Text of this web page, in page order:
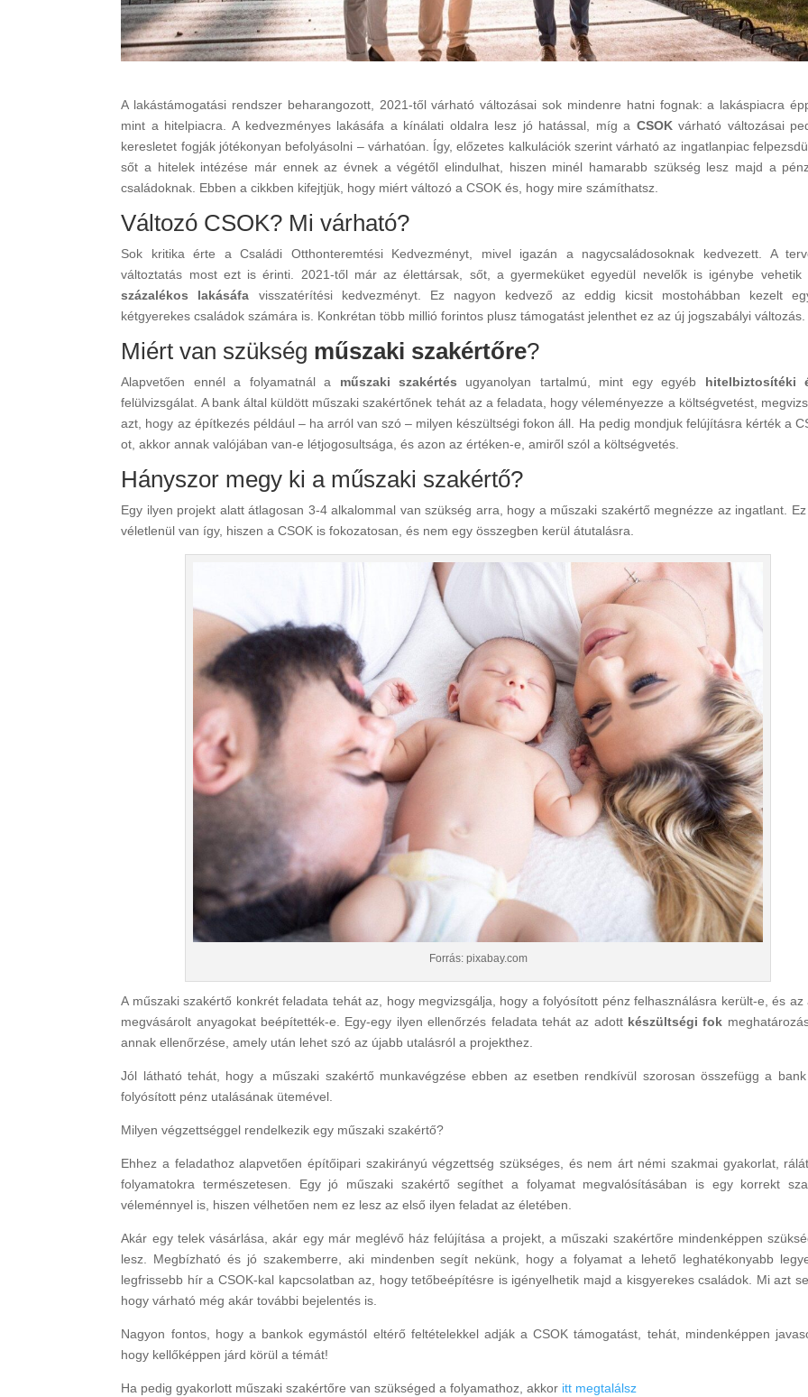
A lakástámogatási rendszer beharangozott, 2021-től várható változásai sok mindenre hatni fognak: a lakáspiacra
mint a hitelpiacra. A kedvezményes lakásáfa a kínálati oldalra lesz jó hatással, míg a CSOKvárható változásai
keresletet fogják jótékonyan befolyásolni – várhatóan. Így, előzetes kalkulációk szerint várható az ingatlanpiac
sőt a hitelek intézése már ennek az évnek a végétől elindulhat, hiszen minél hamarabb szükség lesz majd a
családoknak. Ebben a cikkben kifejtjük, hogy miért változó a CSOK és, hogy mire számíthatsz.
Változó CSOK? Mi várható?
Sok kritika érte a Családi Otthonteremtési Kedvezményt, mivel igazán a nagycsaládosoknak kedvezett. A
változtatás most ezt is érinti. 2021-től már az élettársak, sőt, a gyermeküket egyedül nevelők is igénybe
százalékos lakásáfa visszatérítési kedvezményt. Ez nagyon kedvező az eddig kicsit mostohábban kezelt
kétgyerekes családok számára is. Konkrétan több millió forintos plusz támogatást jelenthet ez az új jogszabályi változás.
Miért van szükség műszaki szakértőre?
Alapvetően ennél a folyamatnál a műszaki szakértés ugyanolyan tartalmú, mint egy egyéb hitelbiztosítéki
felülvizsgálat. A bank által küldött műszaki szakértőnek tehát az a feladata, hogy véleményezze a költségvetést,
azt, hogy az építkezés például – ha arról van szó – milyen készültségi fokon áll. Ha pedig mondjuk felújításra kérték a
ot, akkor annak valójában van-e létjogosultsága, és azon az értéken-e, amiről szól a költségvetés.
Hányszor megy ki a műszaki szakértő?
Egy ilyen projekt alatt átlagosan 3-4 alkalommal van szükség arra, hogy a műszaki szakértő megnézze az ingatlant.
véletlenül van így, hiszen a CSOK is fokozatosan, és nem egy összegben kerül átutalásra.
Forrás: pixabay.com
A műszaki szakértő konkrét feladata tehát az, hogy megvizsgálja, hogy a folyósított pénz felhasználásra került-e, és az
megvásárolt anyagokat beépítették-e. Egy-egy ilyen ellenőrzés feladata tehát az adott készültségi fok
annak ellenőrzése, amely után lehet szó az újabb utalásról a projekthez.
Jól látható tehát, hogy a műszaki szakértő munkavégzése ebben az esetben rendkívül szorosan összefügg a
folyósított pénz utalásának ütemével.
Milyen végzettséggel rendelkezik egy műszaki szakértő?
Ehhez a feladathoz alapvetően építőipari szakirányú végzettség szükséges, és nem árt némi szakmai gyakorlat,
folyamatokra természetesen. Egy jó műszaki szakértő segíthet a folyamat megvalósításában is egy korrekt
véleménnyel is, hiszen vélhetően nem ez lesz az első ilyen feladat az életében.
Akár egy telek vásárlása, akár egy már meglévő ház felújítása a projekt, a műszaki szakértőre mindenképpen
lesz. Megbízható és jó szakemberre, aki mindenben segít nekünk, hogy a folyamat a lehető leghatékonyabb
legfrissebb hír a CSOK-kal kapcsolatban az, hogy tetőbeépítésre is igényelhetik majd a kisgyerekes családok. Mi azt
hogy várható még akár további bejelentés is.
Nagyon fontos, hogy a bankok egymástól eltérő feltételekkel adják a CSOK támogatást, tehát, mindenképpen
hogy kellőképpen járd körül a témát!
Ha pedig gyakorlott műszaki szakértőre van szükséged a folyamathoz, akkor itt megtalálsz